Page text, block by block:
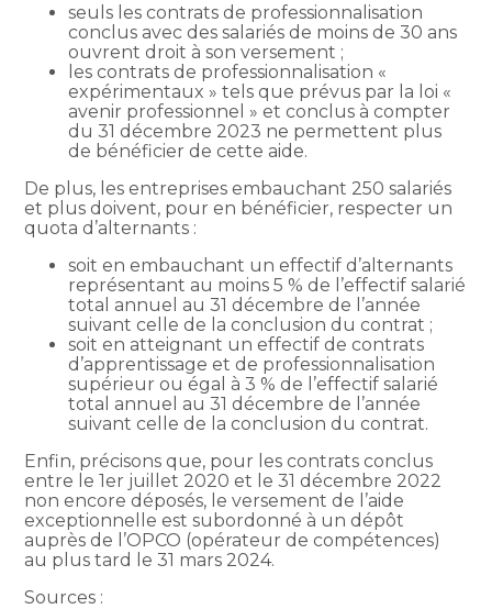
seuls les contrats de professionnalisation
conclus avec des salariés de moins de 30 ans
ouvrent droit à son versement ;
les contrats de professionnalisation «
expérimentaux » tels que prévus par la loi «
avenir professionnel » et conclus à compter
du 31 décembre 2023 ne permettent plus
de bénéficier de cette aide.
De plus, les entreprises embauchant 250 salariés
et plus doivent, pour en bénéficier, respecter un
quota d’alternants :
soit en embauchant un effectif d’alternants
représentant au moins 5 % de l’effectif salarié
total annuel au 31 décembre de l’année
suivant celle de la conclusion du contrat ;
soit en atteignant un effectif de contrats
d’apprentissage et de professionnalisation
supérieur ou égal à 3 % de l’effectif salarié
total annuel au 31 décembre de l’année
suivant celle de la conclusion du contrat.
Enfin, précisons que, pour les contrats conclus
entre le 1er juillet 2020 et le 31 décembre 2022
non encore déposés, le versement de l’aide
exceptionnelle est subordonné à un dépôt
auprès de l’OPCO (opérateur de compétences)
au plus tard le 31 mars 2024.
Sources :